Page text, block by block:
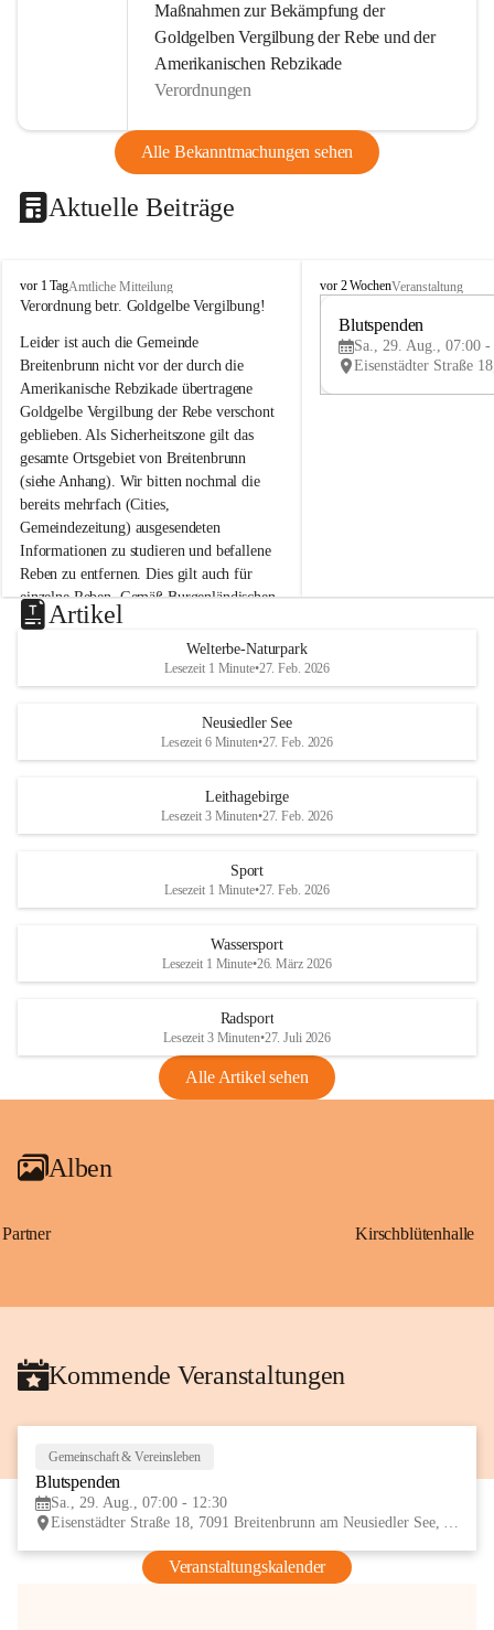
Maßnahmen zur Bekämpfung der
Goldgelben Vergilbung der Rebe und der
Amerikanischen Rebzikade
Verordnungen
Alle Bekanntmachungen sehen
Aktuelle Beiträge
B
r
i
t
e
n
b
r
u
n
n
a
m
N
e
u
s
d
S
vor 1 TagAmtliche Mitteilung
Verordnung betr. Goldgelbe Vergilbung!
Leider ist auch die Gemeinde
Breitenbrunn nicht vor der durch die
Amerikanische Rebzikade übertragene
Goldgelbe Vergilbung der Rebe verschont
geblieben. Als Sicherheitszone gilt das
gesamte Ortsgebiet von Breitenbrunn
(siehe Anhang). Wir bitten nochmal die
bereits mehrfach (Cities,
Gemeindezeitung) ausgesendeten
Informationen zu studieren und befallene
Reben zu entfernen. Dies gilt auch für
einzelne Reben. Gemäß Burgenländischen
Weinbaugesetz sind nicht gepflegte oder
unzulässige Weingärten zu roden! Bitte
helfen wir zusammen um unsere Winzer
vor den prognostizierten Ernteausfällen
und den daraus folgenden wirtschaftlichen
Maßnahmen zur Bekämpfung
Rebe und der Amerikanischen
Anhang VBl. EU Nr. 18
1 Seite•1,4 MB
VBl. EU Nr. 18_2026
B
e
u
e
d
r
S
vor 2 WochenVeranstaltung
Blutspenden
Sa., 29. Aug., 07:00 -
Artikel
Welterbe-Naturpark
Lesezeit 1 Minute•27. Feb. 2026
Neusiedler See
Lesezeit 6 Minuten•27. Feb. 2026
Leithagebirge
Lesezeit 3 Minuten•27. Feb. 2026
Sport
Lesezeit 1 Minute•27. Feb. 2026
Wassersport
Lesezeit 1 Minute•26. März 2026
Radsport
Lesezeit 3 Minuten•27. Juli 2026
Alle Artikel sehen
Alben
Partner Kirschblütenhalle
Kommende Veranstaltungen
Gemeinschaft & Vereinsleben
Blutspenden
Sa., 29. Aug., 07:00 - 12:30
Eisenstädter Straße 18, 7091 Breitenbrunn am Neusiedler See, AUT
Veranstaltungskalender